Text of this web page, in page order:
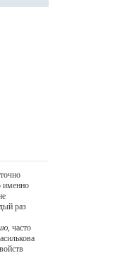
именно
раз
, часто